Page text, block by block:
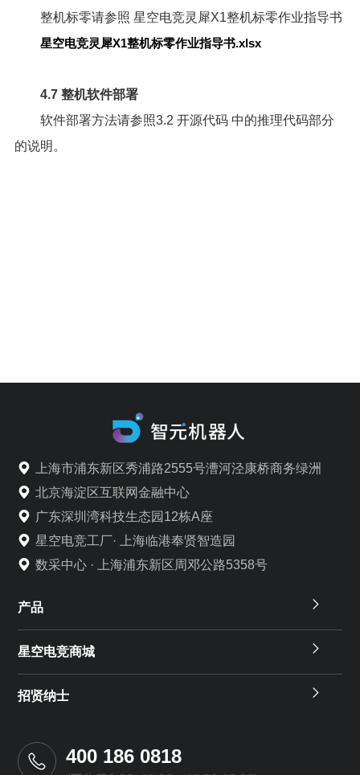
整机标零请参照 星空电竞灵犀X1整机标零作业指导书
星空电竞灵犀X1整机标零作业指导书.xlsx
4.7 整机软件部署
软件部署方法请参照3.2 开源代码中的推理代码部分
的说明。
上海市浦东新区秀浦路2555号漕河泾康桥商务绿洲
北京海淀区互联网金融中心
广东深圳湾科技生态园12栋A座
星空电竞工厂· 上海临港奉贤智造园
数采中心 · 上海浦东新区周邓公路5358号
产品
星空电竞商城
招贤纳士
400 186 0818